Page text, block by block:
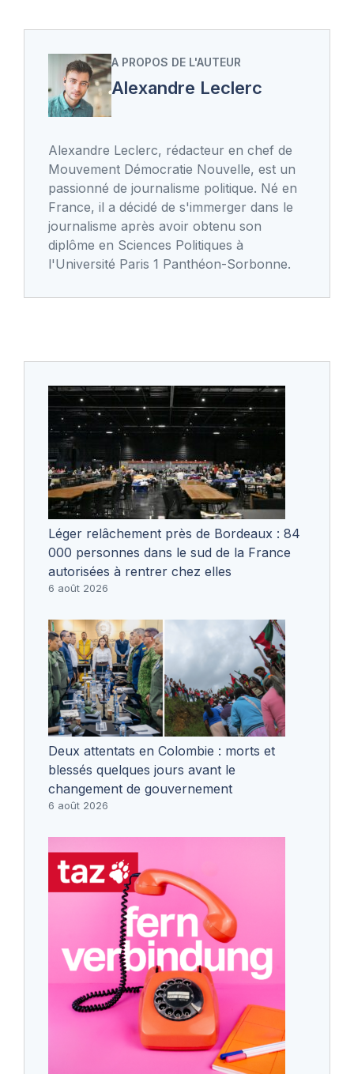
A PROPOS DE L'AUTEUR
Alexandre Leclerc
Alexandre Leclerc, rédacteur en chef de
Mouvement Démocratie Nouvelle, est un
passionné de journalisme politique. Né en
France, il a décidé de s'immerger dans le
journalisme après avoir obtenu son
diplôme en Sciences Politiques à
l'Université Paris 1 Panthéon-Sorbonne.
Léger relâchement près de Bordeaux : 84
000 personnes dans le sud de la France
autorisées à rentrer chez elles
6 août 2026
Deux attentats en Colombie : morts et
blessés quelques jours avant le
changement de gouvernement
6 août 2026